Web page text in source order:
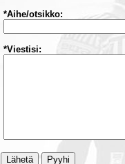
*Aihe/otsikko:
*Viestisi: